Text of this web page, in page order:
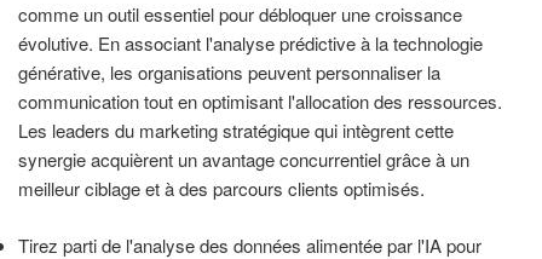
comme un outil essentiel pour débloquer une croissance
évolutive. En associant l'analyse prédictive à la technologie
générative, les organisations peuvent personnaliser la
communication tout en optimisant l'allocation des ressources.
Les leaders du marketing stratégique qui intègrent cette
synergie acquièrent un avantage concurrentiel grâce à un
meilleur ciblage et à des parcours clients optimisés.
Tirez parti de l'analyse des données alimentée par l'IA pour